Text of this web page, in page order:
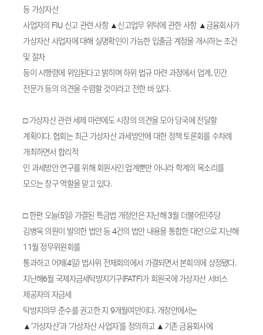
등 가상자산
사업자의 FIU 신고 관련 사항 ▲신고업무 위탁에 관한 사항 ▲금융회사가
가상자산 사업자에 대해 실명확인이 가능한 입출금 계정을 개시하는 조건
및 절차
등이 시행령에 위임된다고 밝히며 하위 법규 마련 과정에서 업계, 민간
전문가 등의 의견을 수렴할 것이라고 전한 바 있다.
□ 가상자산 관련 세제 마련에도 시장의 의견을 모아 당국에 전달할
계획이다. 협회는 최근 가상자산 과세방안에 대한 정책 토론회를 수차례
개최하면서 합리적
인 과세방안 연구를 위해 회원사인 업계뿐만 아니라 학계의 목소리를
모으는 창구 역할을 맡고 있다.
□ 한편 오늘(5일) 가결된 특금법 개정안은 지난해 3월 더불어민주당
김병욱 의원이 발의한 법안 등 4건의 법안 내용을 통합한 대안으로 지난해
11월 정무위원회를
통과하고 어제(4일) 법사위 전체회의에서 가결되면서 본회의에 상정됐다.
지난해6월 국제자금세탁방지기구(FATF)가 회원국에 가상자산 서비스
제공자의 자금세
탁방지의무 준수를 권고한 지 9개월여만이다. 개정안에서는
▲‘가상자산’과 ‘가상자산 사업자’를 정의하고 ▲기존 금융회사에